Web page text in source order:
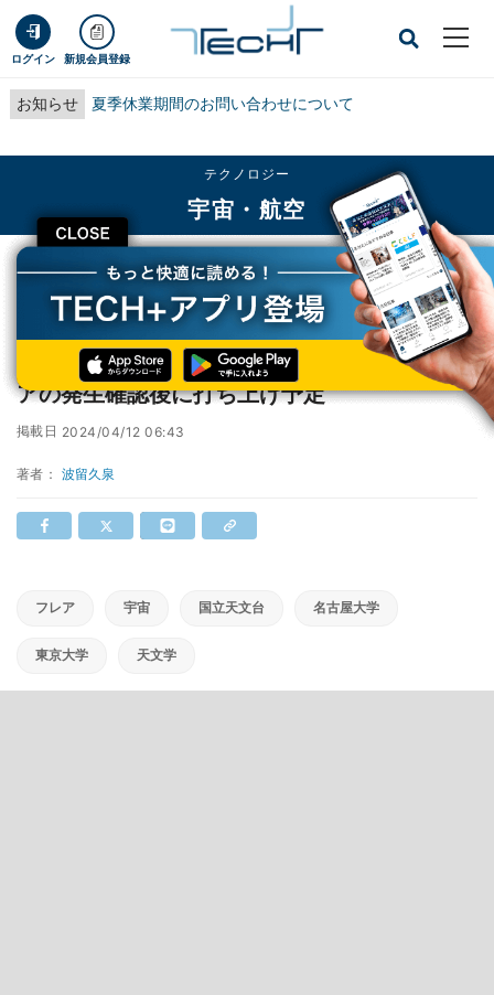
ログイン 新規会員登録
お知らせ 夏季休業期間のお問い合わせについて
CLOSE
テクノロジー
宇宙・航空
TECH+ テクノロジー
宇宙・航空
名大などの宇宙X線望遠鏡が宇宙へ、太陽フレアの発生確認後に打ち上げ予定
名大などの宇宙X線望遠鏡が宇宙へ、太陽フレ
アの発生確認後に打ち上げ予定
掲載日 2024/04/12 06:43
著者： 波留久泉
フレア 宇宙 国立天文台 名古屋大学
東京大学 天文学